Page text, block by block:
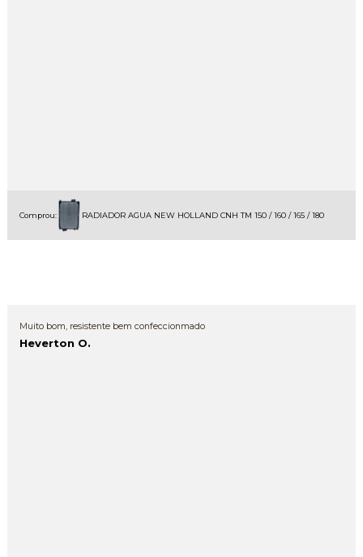
Comprou: RADIADOR AGUA NEW HOLLAND CNH TM 150 / 160 / 165 / 180
Muito bom, resistente bem confeccionmado
Heverton O.